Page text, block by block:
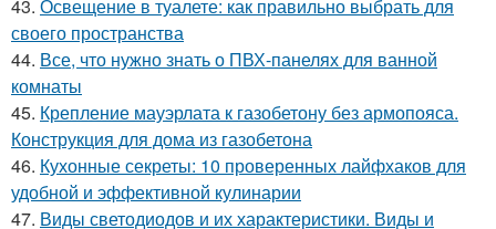
43. Освещение в туалете: как правильно выбрать для
своего пространства
44. Все, что нужно знать о ПВХ-панелях для ванной
комнаты
45. Крепление мауэрлата к газобетону без армопояса.
Конструкция для дома из газобетона
46. Кухонные секреты: 10 проверенных лайфхаков для
удобной и эффективной кулинарии
47. Виды светодиодов и их характеристики. Виды и